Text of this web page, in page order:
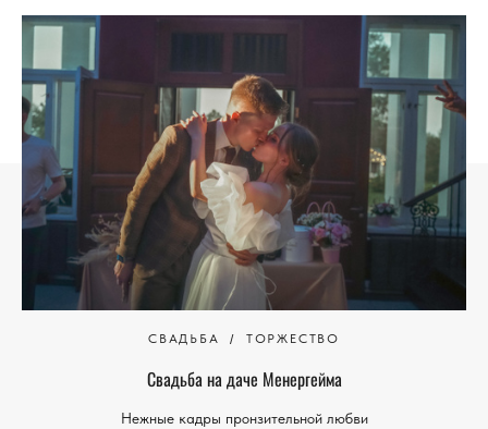
СВАДЬБА ТОРЖЕСТВО
Свадьба на даче Менергейма
Нежные кадры пронзительной любви